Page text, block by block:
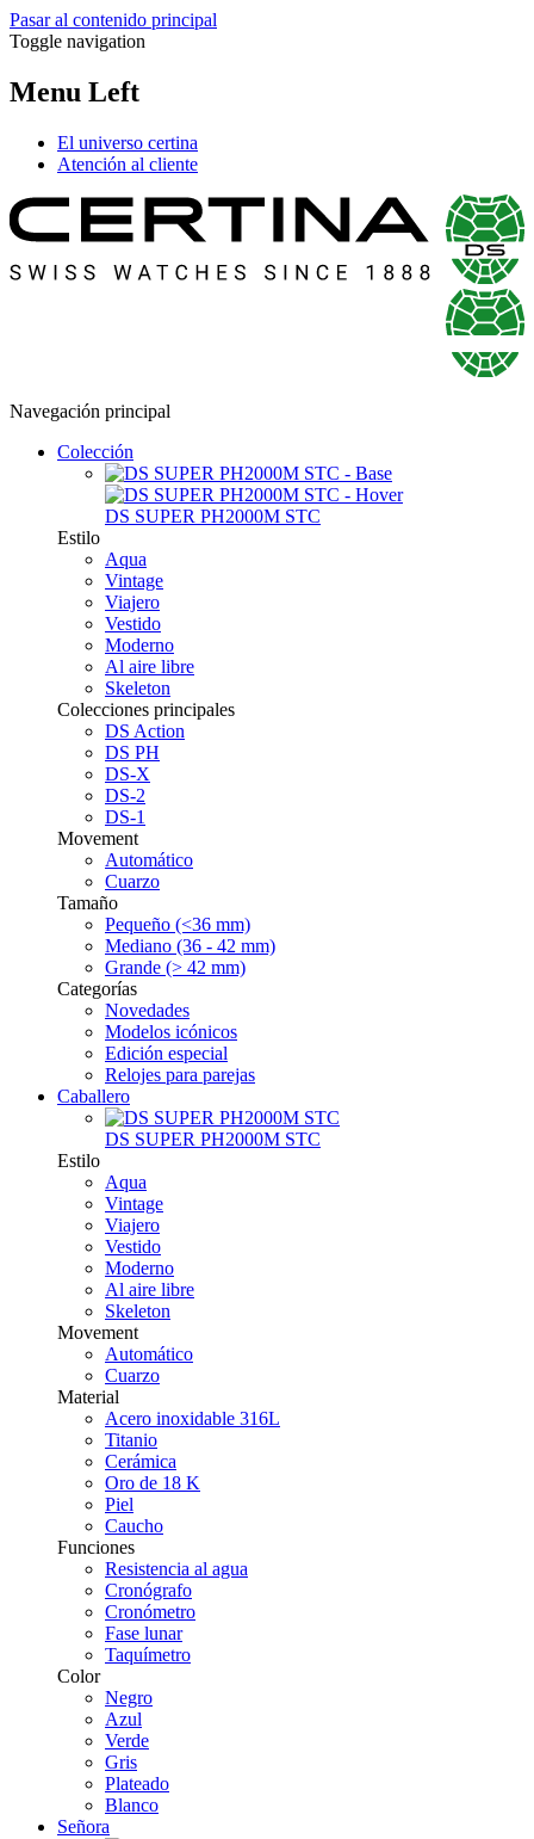
Pasar al contenido principal
Toggle navigation
Menu Left
El universo certina
Atención al cliente
Navegación principal
Colección
DS SUPER PH2000M STC
Estilo
Aqua
Vintage
Viajero
Vestido
Moderno
Al aire libre
Skeleton
Colecciones principales
DS Action
DS PH
DS-X
DS-2
DS-1
Movement
Automático
Cuarzo
Tamaño
Pequeño (<36 mm)
Mediano (36 - 42 mm)
Grande (> 42 mm)
Categorías
Novedades
Modelos icónicos
Edición especial
Relojes para parejas
Caballero
DS SUPER PH2000M STC
Estilo
Aqua
Vintage
Viajero
Vestido
Moderno
Al aire libre
Skeleton
Movement
Automático
Cuarzo
Material
Acero inoxidable 316L
Titanio
Cerámica
Oro de 18 K
Piel
Caucho
Funciones
Resistencia al agua
Cronógrafo
Cronómetro
Fase lunar
Taquímetro
Color
Negro
Azul
Verde
Gris
Plateado
Blanco
Señora